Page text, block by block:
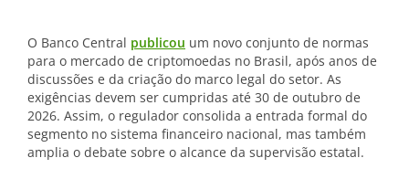
O Banco Central publicou um novo conjunto de normas
para o mercado de criptomoedas no Brasil, após anos de
discussões e da criação do marco legal do setor. As
exigências devem ser cumpridas até 30 de outubro de
2026. Assim, o regulador consolida a entrada formal do
segmento no sistema financeiro nacional, mas também
amplia o debate sobre o alcance da supervisão estatal.